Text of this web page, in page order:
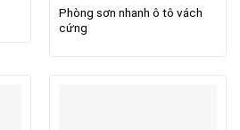
Phòng sơn nhanh ô tô vách
cứng